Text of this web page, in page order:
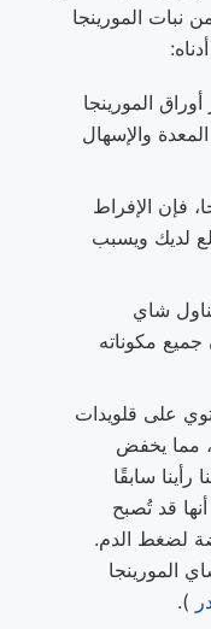
نبات المورينجا
المورينجا
والإسهال
فإن الإفراط
لديك ويسبب
شاي
جميع مكوناته
على قلويدات
مما يخفض
رأينا سابقًا
قد تُصبح
لضغط الدم.
المورينجا
).